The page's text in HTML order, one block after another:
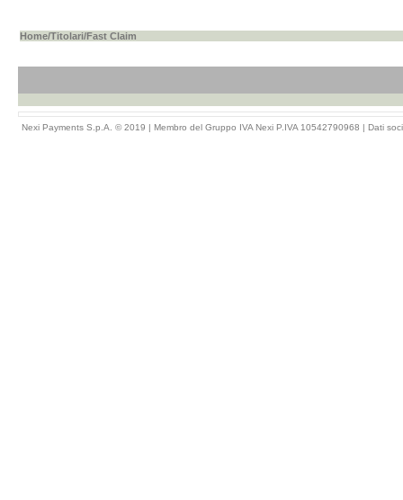
Home/Titolari/Fast Claim
Nexi Payments S.p.A. © 2019 | Membro del Gruppo IVA Nexi P.IVA 10542790968 | Dati